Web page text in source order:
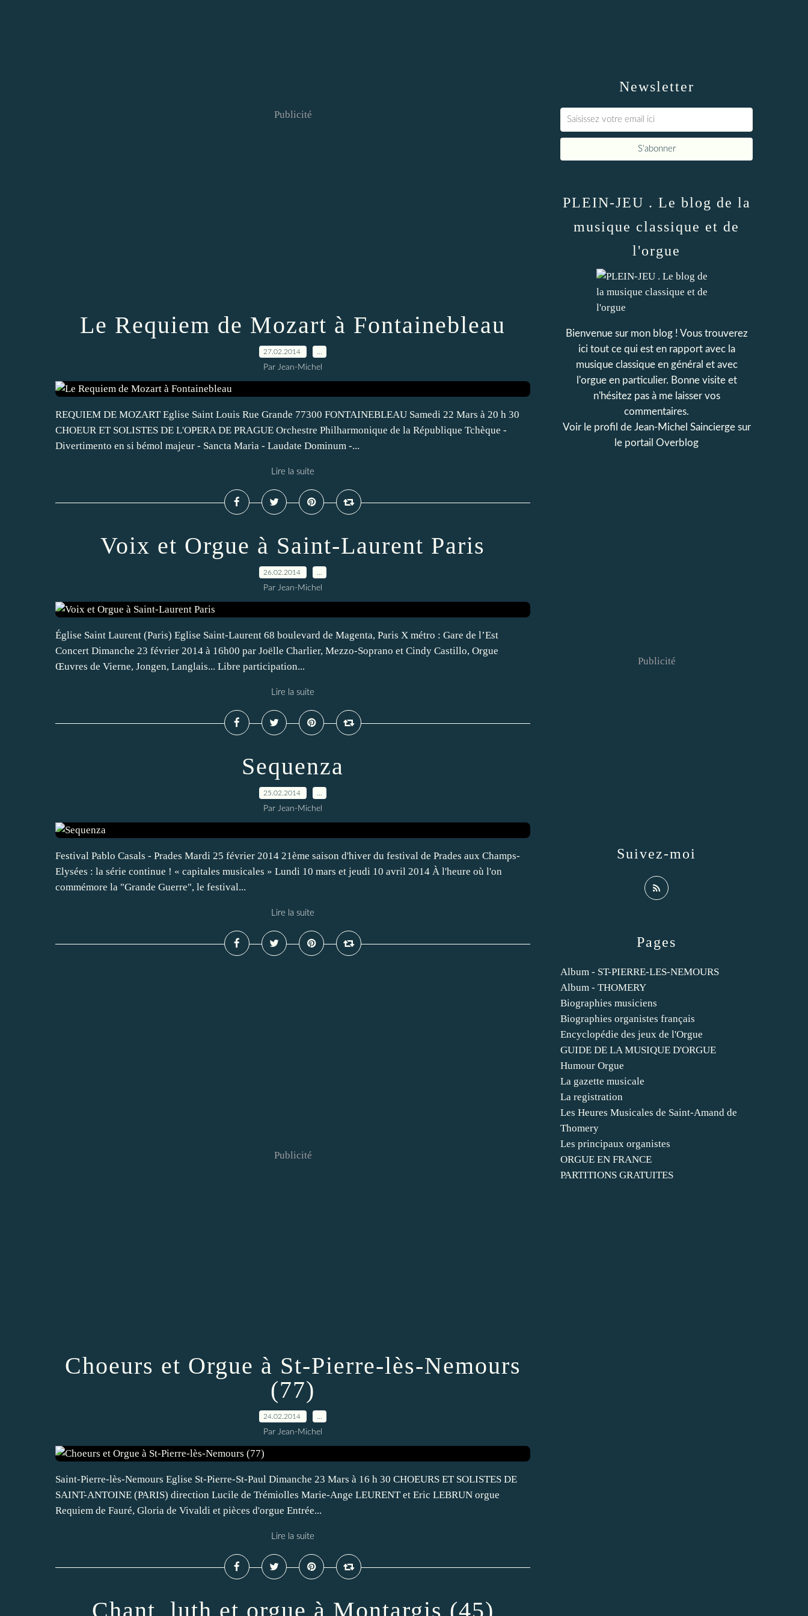
Publicité
Le Requiem de Mozart à Fontainebleau
27.02.2014
Par Jean-Michel
REQUIEM DE MOZART Eglise Saint Louis Rue Grande 77300 FONTAINEBLEAU Samedi 22 Mars à 20 h 30
CHOEUR ET SOLISTES DE L'OPERA DE PRAGUE Orchestre Philharmonique de la République Tchèque -
Divertimento en si bémol majeur - Sancta Maria - Laudate Dominum -...
Lire la suite
Voix et Orgue à Saint-Laurent Paris
26.02.2014
Par Jean-Michel
Église Saint Laurent (Paris) Eglise Saint-Laurent 68 boulevard de Magenta, Paris X métro : Gare de l’Est
Concert Dimanche 23 février 2014 à 16h00 par Joëlle Charlier, Mezzo-Soprano et Cindy Castillo, Orgue
Œuvres de Vierne, Jongen, Langlais... Libre participation...
Lire la suite
Sequenza
25.02.2014
Par Jean-Michel
Festival Pablo Casals - Prades Mardi 25 février 2014 21ème saison d'hiver du festival de Prades aux Champs-
Elysées : la série continue ! « capitales musicales » Lundi 10 mars et jeudi 10 avril 2014 À l'heure où l'on
commémore la "Grande Guerre", le festival...
Lire la suite
Publicité
Choeurs et Orgue à St-Pierre-lès-Nemours
(77)
24.02.2014
Par Jean-Michel
Saint-Pierre-lès-Nemours Eglise St-Pierre-St-Paul Dimanche 23 Mars à 16 h 30 CHOEURS ET SOLISTES DE
SAINT-ANTOINE (PARIS) direction Lucile de Trémiolles Marie-Ange LEURENT et Eric LEBRUN orgue
Requiem de Fauré, Gloria de Vivaldi et pièces d'orgue Entrée...
Lire la suite
Chant, luth et orgue à Montargis (45)
Newsletter
Pages
Album - ST-PIERRE-LES-NEMOURS
Album - THOMERY
Biographies musiciens
Biographies organistes français
Encyclopédie des jeux de l'Orgue
GUIDE DE LA MUSIQUE D'ORGUE
Humour Orgue
La gazette musicale
La registration
Les Heures Musicales de Saint-Amand de
Thomery
Les principaux organistes
ORGUE EN FRANCE
PARTITIONS GRATUITES
PLEIN-JEU . Le blog de la
musique classique et de
l'orgue
Bienvenue sur mon blog ! Vous trouverez
ici tout ce qui est en rapport avec la
musique classique en général et avec
l'orgue en particulier. Bonne visite et
n'hésitez pas à me laisser vos
commentaires.
Voir le profil de Jean-Michel Sainciergesur
le portail Overblog
Suivez-moi
Publicité